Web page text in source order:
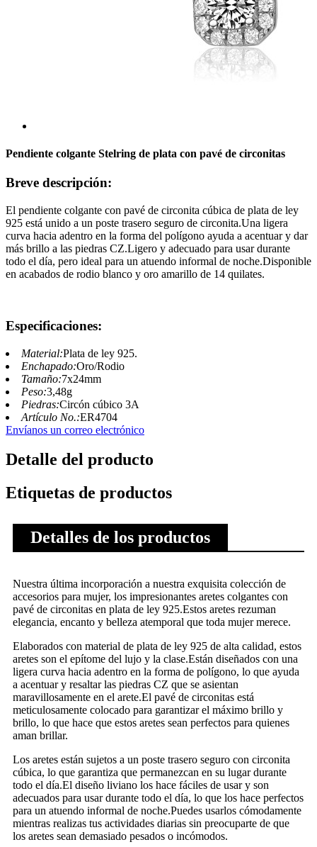
Pendiente colgante Stelring de plata con pavé de circonitas
Breve descripción:
El pendiente colgante con pavé de circonita cúbica de plata de ley
925 está unido a un poste trasero seguro de circonita.Una ligera
curva hacia adentro en la forma del polígono ayuda a acentuar y dar
más brillo a las piedras CZ.Ligero y adecuado para usar durante
todo el día, pero ideal para un atuendo informal de noche.Disponible
en acabados de rodio blanco y oro amarillo de 14 quilates.
Especificaciones:
Material:Plata de ley 925.
Enchapado:Oro/Rodio
Tamaño:7x24mm
Peso:3,48g
Piedras:Circón cúbico 3A
Artículo No.:ER4704
Envíanos un correo electrónico
Detalle del producto
Etiquetas de productos
Detalles de los productos
Nuestra última incorporación a nuestra exquisita colección de
accesorios para mujer, los impresionantes aretes colgantes con
pavé de circonitas en plata de ley 925.Estos aretes rezuman
elegancia, encanto y belleza atemporal que toda mujer merece.
Elaborados con material de plata de ley 925 de alta calidad, estos
aretes son el epítome del lujo y la clase.Están diseñados con una
ligera curva hacia adentro en la forma de polígono, lo que ayuda
a acentuar y resaltar las piedras CZ que se asientan
maravillosamente en el arete.El pavé de circonitas está
meticulosamente colocado para garantizar el máximo brillo y
brillo, lo que hace que estos aretes sean perfectos para quienes
aman brillar.
Los aretes están sujetos a un poste trasero seguro con circonita
cúbica, lo que garantiza que permanezcan en su lugar durante
todo el día.El diseño liviano los hace fáciles de usar y son
adecuados para usar durante todo el día, lo que los hace perfectos
para un atuendo informal de noche.Puedes usarlos cómodamente
mientras realizas tus actividades diarias sin preocuparte de que
los aretes sean demasiado pesados ​​o incómodos.